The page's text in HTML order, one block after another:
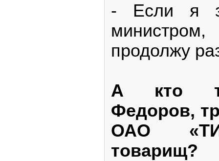
- Если я
продолжу
А кто
Федоров,
ОАО
товарищ?